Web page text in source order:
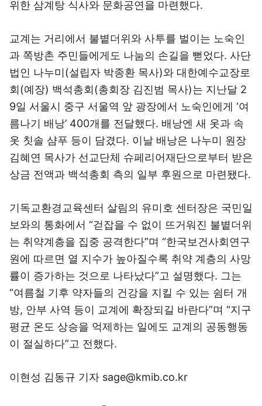
위한 삼계탕 식사와 문화공연을 마련했다.
교계는 거리에서 불볕더위와 사투를 벌이는 노숙인
과 쪽방촌 주민들에게도 나눔의 손길을 뻗었다. 사단
법인 나누미(설립자 박종환 목사)와 대한예수교장로
회(예장) 백석총회(총회장 김진범 목사)는 지난달 2
9일 서울시 중구 서울역 앞 광장에서 노숙인에게 ‘여
름나기 배낭’ 400개를 전달했다. 배낭엔 새 옷과 속
옷 칫솔 샴푸 등이 담겼다. 이날 배낭은 나누미 원장
김혜연 목사가 선교단체 슈페리어재단으로부터 받은
상금 전액과 백석총회 측의 일부 후원으로 마련됐다.
기독교환경교육센터 살림의 유미호 센터장은 국민일
보와의 통화에서 “걷잡을 수 없이 뜨거워진 불볕더위
는 취약계층을 집중 공격한다”며 “한국보건사회연구
원에 따르면 열 지수가 높아질수록 취약 계층의 사망
률이 증가하는 것으로 나타났다”고 설명했다. 그는
“여름철 기후 약자들의 건강을 지킬 수 있는 쉼터 개
방, 안부 사역 등이 교계에 확장되길 바란다”며 “지구
평균 온도 상승을 억제하는 일에도 교계의 공동행동
이 절실하다”고 전했다.
이현성 김동규 기자 sage@kmib.co.kr